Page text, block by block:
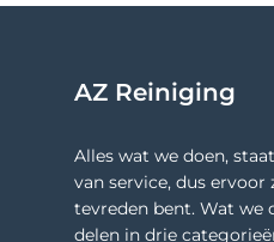
AZ Reiniging
Alles wat we doen,
van service, dus ervoor
tevreden bent. Wat we
delen in drie